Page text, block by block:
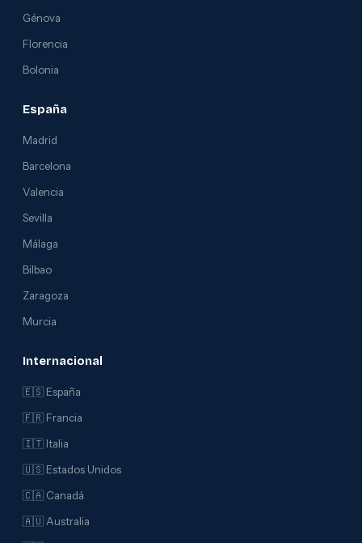
Génova
Florencia
Bolonia
España
Madrid
Barcelona
Valencia
Sevilla
Málaga
Bilbao
Zaragoza
Murcia
Internacional
🇪🇸 España
🇫🇷 Francia
🇮🇹 Italia
🇺🇸 Estados Unidos
🇨🇦 Canadá
🇦🇺 Australia